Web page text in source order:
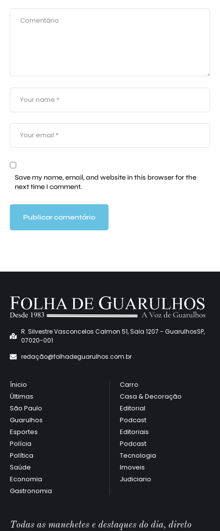
Save my name, email, and website in this browser for the
next time I comment.
R. Silvestre Vasconcelos Calmon 51, Sala 1207 - GuarulhosSP,
07020-001
redação@folhadeguarulhos.com.br
Ínicio
Últimas
São Paulo
Guarulhos
Esportes
Polícia
Política
Saúde
Economia
Gastronomia
Carro
Casa & Decoração
Editorial
Podcast
Editoriais
Podcast
Tecnologia
Imoveis
Judiciario
Todas as manchetes e destaques do dia, direto